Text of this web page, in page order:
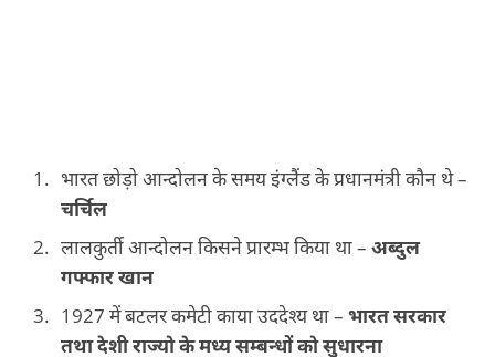
भारत छोड़ो आन्दोलन के समय इंग्लैंड के प्रधानमंत्री कौन थे –
चर्चिल
लालकुर्ती आन्दोलन किसने प्रारम्भ किया था – अब्दुल
गफ्फार खान
1927 में बटलर कमेटी काया उददेश्य था – भारत सरकार
तथा देशी राज्यो के मध्य सम्बन्धों को सुधारना